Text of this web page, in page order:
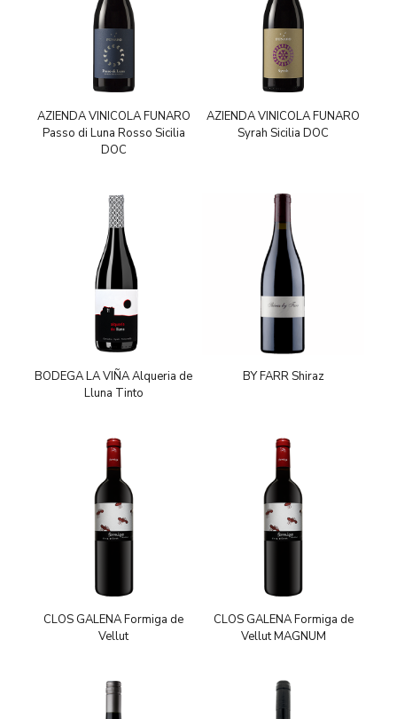
AZIENDA VINICOLA FUNARO
Passo di Luna Rosso Sicilia
DOC
AZIENDA VINICOLA FUNARO
Syrah Sicilia DOC
BODEGA LA VIÑA Alqueria de
Lluna Tinto
BY FARR Shiraz
CLOS GALENA Formiga de
Vellut
CLOS GALENA Formiga de
Vellut MAGNUM